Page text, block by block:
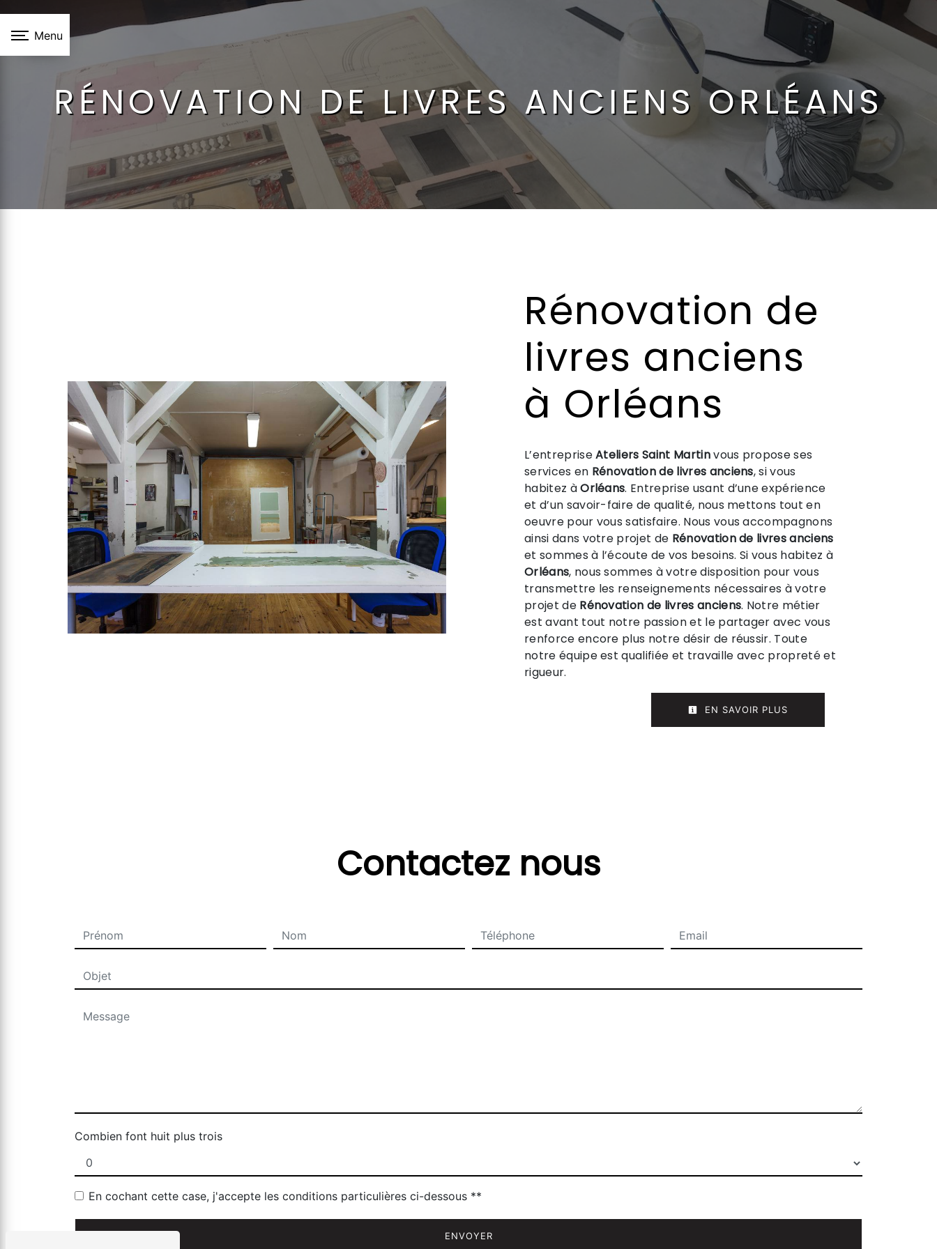
Menu
RÉNOVATION DE LIVRES ANCIENS ORLÉANS
Rénovation de
livres anciens
à Orléans
L’entrepriseAteliers Saint Martinvous propose ses
services en Rénovation de livres anciens, si vous
habitez àOrléans. Entreprise usant d’une expérience
et d’un savoir-faire de qualité, nous mettons tout en
oeuvre pour vous satisfaire. Nous vous accompagnons
ainsi dans votre projet de Rénovation de livres anciens
et sommes à l’écoute de vos besoins. Si vous habitez à
Orléans, nous sommes à votre disposition pour vous
transmettre les renseignements nécessaires à votre
projet de Rénovation de livres anciens. Notre métier
est avant tout notre passion et le partager avec vous
renforce encore plus notre désir de réussir. Toute
notre équipe est qualifiée et travaille avec propreté et
rigueur.
EN SAVOIR PLUS
Contactez nous
Combien font huit plus trois
En cochant cette case, j'accepte les conditions particulières ci-dessous **
ENVOYER